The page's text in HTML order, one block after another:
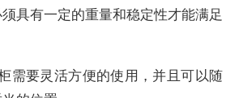
具有一定的重量和稳定性才能满足
需要灵活方便的使用，并且可以随